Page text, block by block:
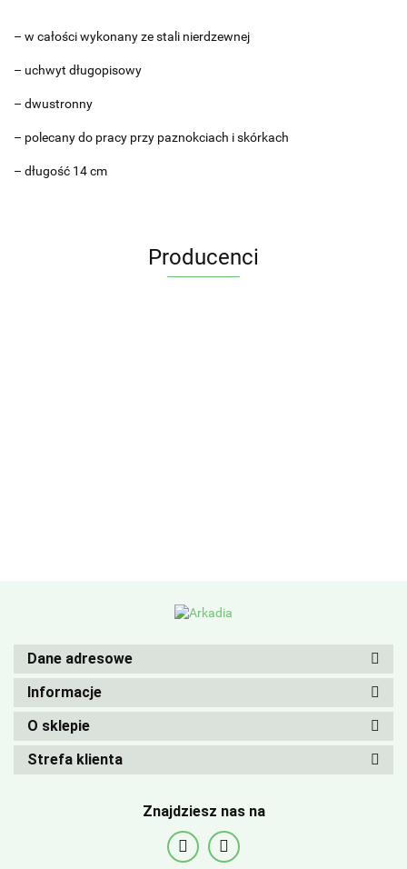
– w całości wykonany ze stali nierdzewnej
– uchwyt długopisowy
– dwustronny
– polecany do pracy przy paznokciach i skórkach
– długość 14 cm
Producenci
Dane adresowe
Informacje
O sklepie
Strefa klienta
Znajdziesz nas na